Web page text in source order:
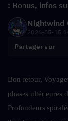
: Bonus, infos
Nightwind
2026-05-15
Partager sur
Bon retour,
phases ultérieures
Profondeurs